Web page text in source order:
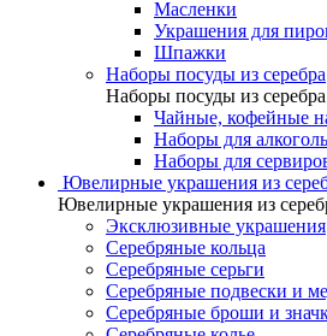
Масленки
Украшения для
Шпажки
Наборы посуды из серебра
Наборы посуды из серебра
Чайные, кофейные
Наборы для
Наборы для
Ювелирные украшения из
Ювелирные украшения из
Эксклюзивные украшения
Серебряные кольца
Серебряные серьги
Серебряные подвески и
Серебряные броши и